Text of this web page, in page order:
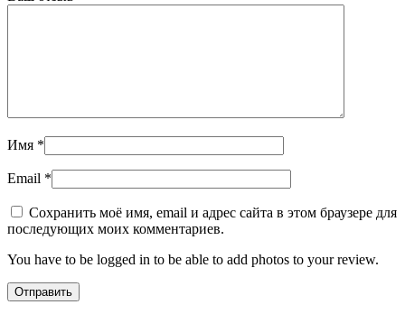
Имя *
Email *
Сохранить моё имя, email и адрес сайта в этом браузере для
последующих моих комментариев.
You have to be logged in to be able to add photos to your review.